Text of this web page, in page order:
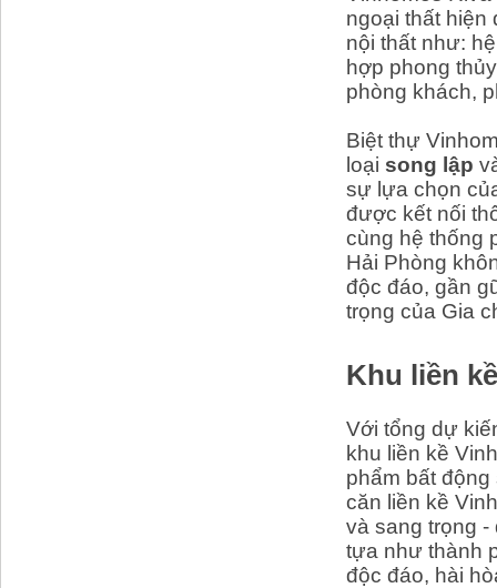
ngoại thất hiện
nội thất như:
hợp phong
phòng khách,
Biệt thự
loại song lập
sự lựa chọn
được kết nối
cùng hệ thống
Hải Phòng
độc đáo, gần
trọng của Gia
Khu liền
Với tổng dự
khu liền kề
phẩm bất
căn liền kề
và sang trọng
tựa như thành
độc đáo, hài